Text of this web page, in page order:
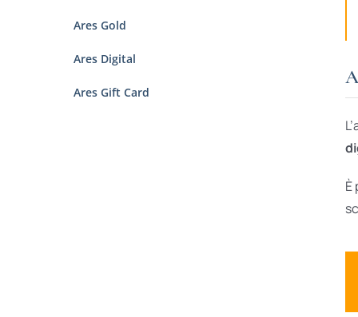
È
Ares Gold
Ares Digital
Ares Gift Card